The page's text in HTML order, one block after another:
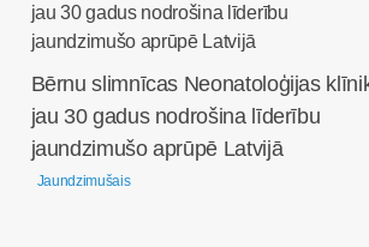
Bērnu slimnīcas Neonatoloģijas
jau 30 gadus nodrošina līderību
jaundzimušo aprūpē Latvijā
Jaundzimušais